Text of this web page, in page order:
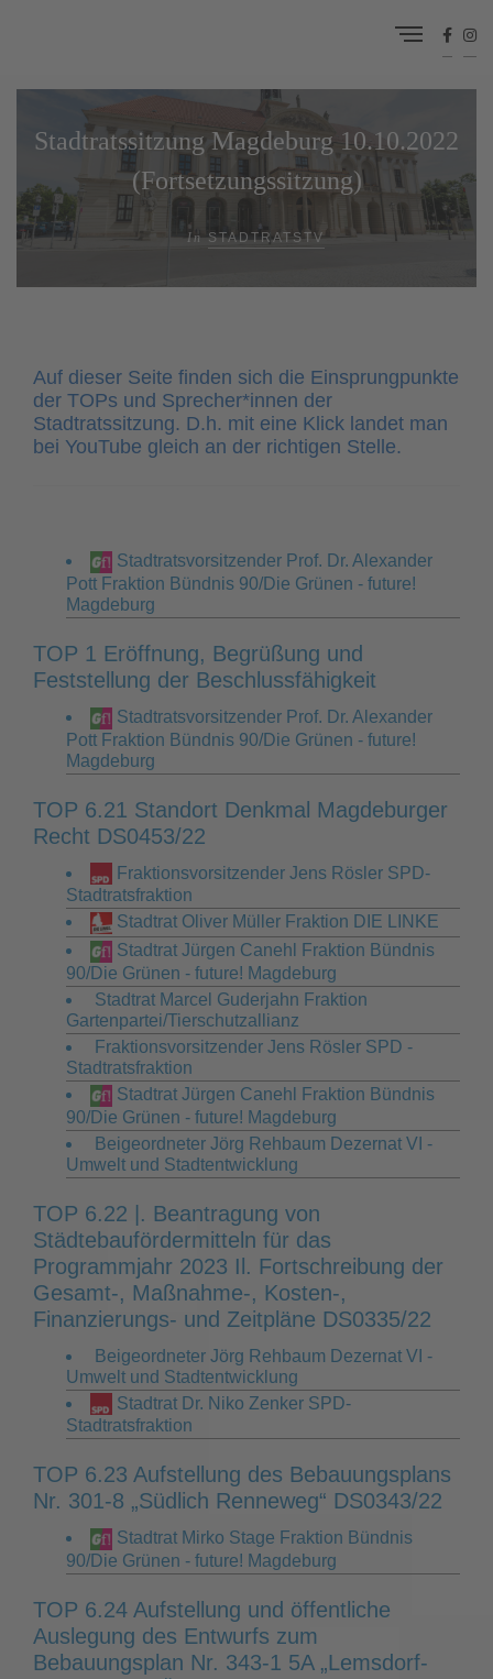
Stadtratssitzung Magdeburg 10.10.2022
(Fortsetzungssitzung)
In STADTRATSTV
Auf dieser Seite finden sich die Einsprungpunkte
der TOPs und Sprecher*innen der
Stadtratssitzung. D.h. mit eine Klick landet man
bei YouTube gleich an der richtigen Stelle.
Stadtratsvorsitzender Prof. Dr. Alexander
Pott Fraktion Bündnis 90/Die Grünen - future!
Magdeburg
TOP 1 Eröffnung, Begrüßung und
Feststellung der Beschlussfähigkeit
Stadtratsvorsitzender Prof. Dr. Alexander
Pott Fraktion Bündnis 90/Die Grünen - future!
Magdeburg
TOP 6.21 Standort Denkmal Magdeburger
Recht DS0453/22
Fraktionsvorsitzender Jens Rösler SPD-
Stadtratsfraktion
Stadtrat Oliver Müller Fraktion DIE LINKE
Stadtrat Jürgen Canehl Fraktion Bündnis
90/Die Grünen - future! Magdeburg
Stadtrat Marcel Guderjahn Fraktion
Gartenpartei/Tierschutzallianz
Fraktionsvorsitzender Jens Rösler SPD -
Stadtratsfraktion
Stadtrat Jürgen Canehl Fraktion Bündnis
90/Die Grünen - future! Magdeburg
Beigeordneter Jörg Rehbaum Dezernat VI -
Umwelt und Stadtentwicklung
TOP 6.22 |. Beantragung von
Städtebaufördermitteln für das
Programmjahr 2023 Il. Fortschreibung der
Gesamt-, Maßnahme-, Kosten-,
Finanzierungs- und Zeitpläne DS0335/22
Beigeordneter Jörg Rehbaum Dezernat VI -
Umwelt und Stadtentwicklung
Stadtrat Dr. Niko Zenker SPD-
Stadtratsfraktion
TOP 6.23 Aufstellung des Bebauungsplans
Nr. 301-8 „Südlich Renneweg“ DS0343/22
Stadtrat Mirko Stage Fraktion Bündnis
90/Die Grünen - future! Magdeburg
TOP 6.24 Aufstellung und öffentliche
Auslegung des Entwurfs zum
Bebauungsplan Nr. 343-1 5A „Lemsdorf-